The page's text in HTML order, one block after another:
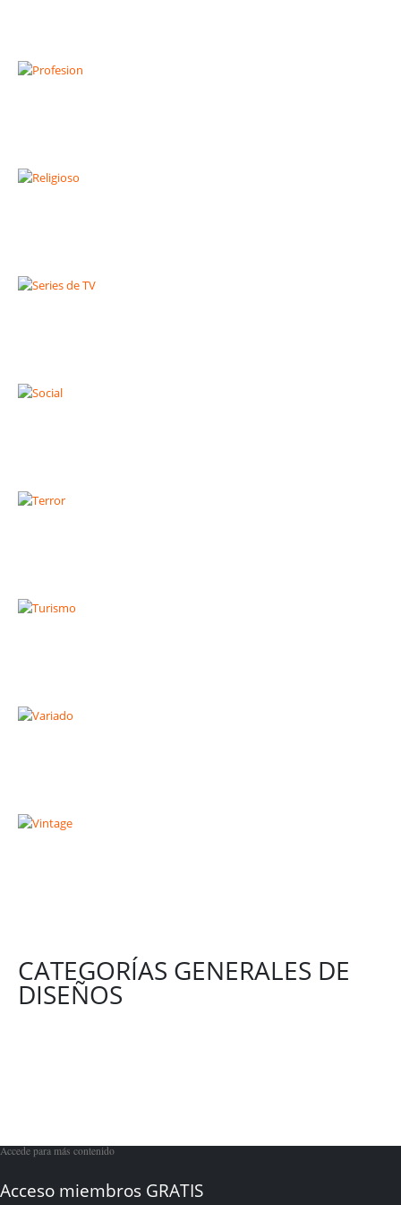
CATEGORÍAS GENERALES DE
DISEÑOS
Accede para más contenido
Acceso miembros GRATIS